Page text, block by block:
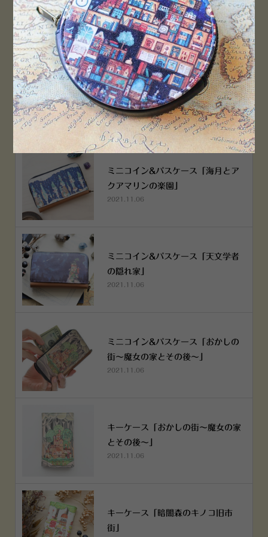
PEN！
2022.12.05
空想街雑貨店《吉祥寺本店》４月２
５日OPEN!
2022.03.29
ミニコイン&パスケース「海月とア
クアマリンの楽園」
2021.11.06
ミニコイン&パスケース「天文学者
の隠れ家」
2021.11.06
ミニコイン&パスケース「おかしの
街～魔女の家とその後～」
2021.11.06
キーケース「おかしの街～魔女の家
とその後～」
2021.11.06
キーケース「暗闇森のキノコ旧市
街」